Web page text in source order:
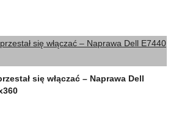
się włączać – Naprawa Dell